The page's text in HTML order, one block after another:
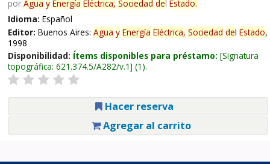
por Agua y Energía Eléctrica, Sociedad del Estado.
Idioma: Español
Editor: Buenos Aires: Agua y Energía Eléctrica, Sociedad del Estado,
1998
Disponibilidad: Ítems disponibles para préstamo: Signatura
topográfica: 621.374.5/A282/v.1 (1).
Hacer reserva
Agregar al carrito